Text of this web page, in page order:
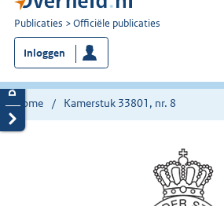
U
bent
nu
hier:
Publicaties Officiële publicaties
Inloggen
Home Kamerstuk 33801, nr. 8